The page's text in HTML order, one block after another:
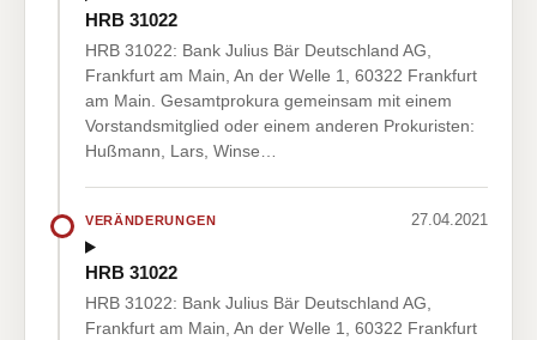
HRB 31022
HRB 31022: Bank Julius Bär Deutschland AG,
Frankfurt am Main, An der Welle 1, 60322 Frankfurt
am Main. Gesamtprokura gemeinsam mit einem
Vorstandsmitglied oder einem anderen Prokuristen:
Hußmann, Lars, Winse…
VERÄNDERUNGEN 27.04.2021
HRB 31022
HRB 31022: Bank Julius Bär Deutschland AG,
Frankfurt am Main, An der Welle 1, 60322 Frankfurt